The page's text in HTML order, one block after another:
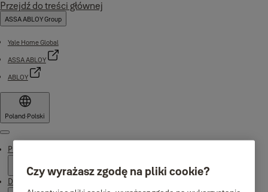
Przejdź do treści głównej
ASSA ABLOY Group
Yale Home Global
ASSA ABLOY
ABLOY
Poland·Polski
Menu
Produkty
Dlaczego Yale
Czy wyrażasz zgodę na pliki cookie?